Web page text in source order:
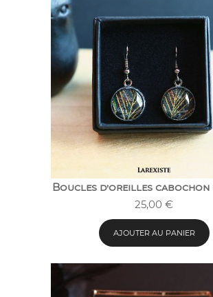
Boucles d’oreilles cabochon
25,00 €
AJOUTER AU PANIER